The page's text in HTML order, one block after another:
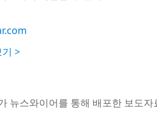
>
뉴스와이어를 통해 배포한 보도